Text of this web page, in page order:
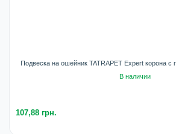
Подвеска на ошейник TATRAPET Expert корона
В наличии
107,88 грн.